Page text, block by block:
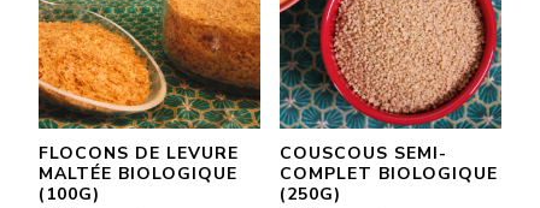
FLOCONS DE LEVURE
MALTÉE BIOLOGIQUE
(100G)
COUSCOUS SEMI-
COMPLET BIOLOGIQUE
(250G)